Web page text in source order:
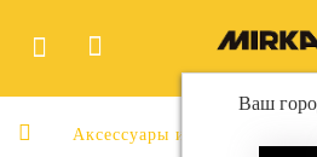
Ваш
Аксессуары и